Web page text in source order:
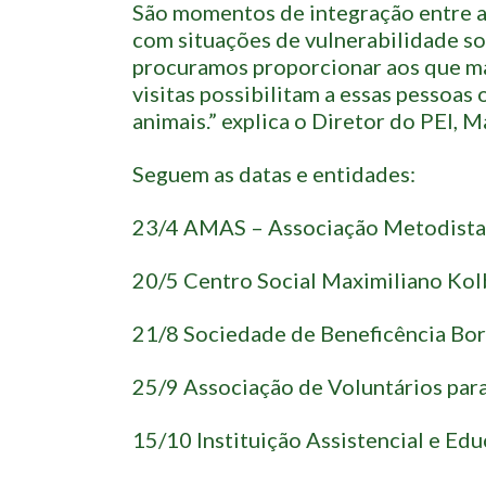
São momentos de integração entre
com situações de vulnerabilidade
procuramos proporcionar aos que
visitas possibilitam a essas pessoas
animais.” explica o Diretor do PEI,
Seguem as datas e entidades:
23/4 AMAS – Associação
20/5 Centro Social Maximiliano
21/8 Sociedade de Beneficência
25/9 Associação de Voluntários
15/10 Instituição Assistencial e